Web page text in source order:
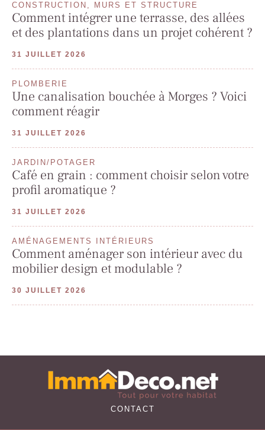
CONSTRUCTION, MURS ET STRUCTURE
Comment intégrer une terrasse, des allées
et des plantations dans un projet cohérent ?
31 JUILLET 2026
PLOMBERIE
Une canalisation bouchée à Morges ? Voici
comment réagir
31 JUILLET 2026
JARDIN/POTAGER
Café en grain : comment choisir selon votre
profil aromatique ?
31 JUILLET 2026
AMÉNAGEMENTS INTÉRIEURS
Comment aménager son intérieur avec du
mobilier design et modulable ?
30 JUILLET 2026
CONTACT